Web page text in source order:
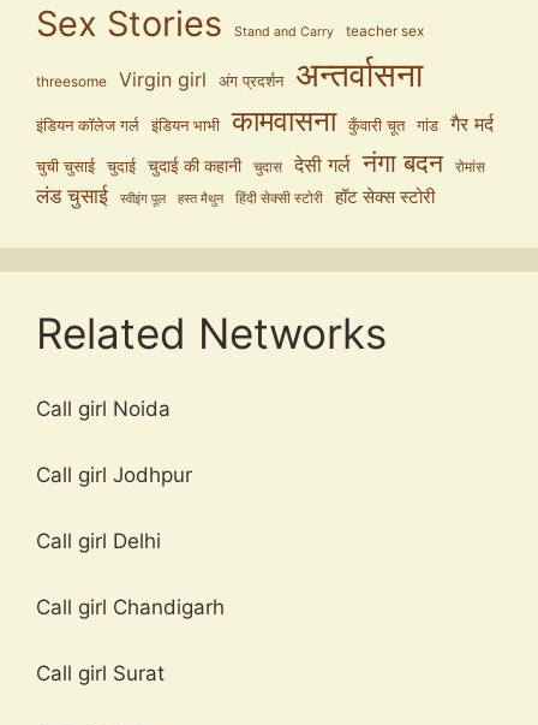
Sex Stories Stand and Carry teacher sex
threesome Virgin girl अंग प्रदर्शन अन्तर्वासना
इंडियन कॉलेज गर्ल इंडियन भाभी कामवासना कुँवारी चूत गांड गैर मर्द
चुची चुसाई चुदाई चुदाई की कहानी चुदास देसी गर्ल नंगा बदन रोमांस
लंड चुसाई स्वीइंग पूल हस्त मैथुन हिंदी सेक्सी स्टोरी हॉट सेक्स स्टोरी
Related Networks
Call girl Noida
Call girl Jodhpur
Call girl Delhi
Call girl Chandigarh
Call girl Surat